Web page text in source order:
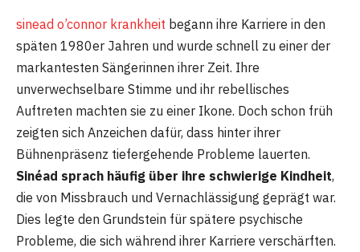
sinead o’connor krankheit begann ihre Karriere in den
späten 1980er Jahren und wurde schnell zu einer der
markantesten Sängerinnen ihrer Zeit. Ihre
unverwechselbare Stimme und ihr rebellisches
Auftreten machten sie zu einer Ikone. Doch schon früh
zeigten sich Anzeichen dafür, dass hinter ihrer
Bühnenpräsenz tiefergehende Probleme lauerten.
Sinéad sprach häufig über ihre schwierige Kindheit,
die von Missbrauch und Vernachlässigung geprägt war.
Dies legte den Grundstein für spätere psychische
Probleme, die sich während ihrer Karriere verschärften.